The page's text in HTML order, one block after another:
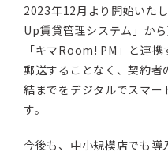
2023年12月より開始いた
Up賃貸管理システム」か
「キマRoom! PM」と連
郵送することなく、契約
結までをデジタルでスマー
す。
今後も、中小規模店でも導